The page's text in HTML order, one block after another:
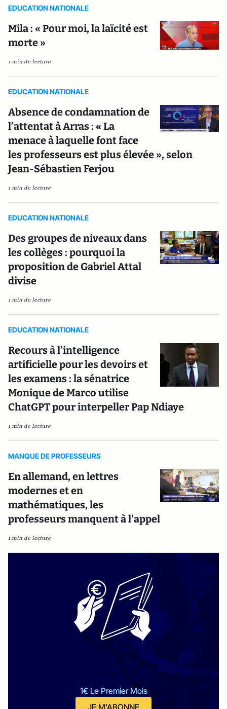
EDUCATION NATIONALE
Mila : « Pour moi, la laïcité est
morte »
1 min de lecture
EDUCATION NATIONALE
Absence de condamnation de
l’attentat à Arras : « La
menace à laquelle font face
les professeurs est plus élevée », selon
Jean-Sébastien Ferjou
1 min de lecture
EDUCATION NATIONALE
Des groupes de niveaux dans
les collèges : pourquoi la
proposition de Gabriel Attal
divise
1 min de lecture
EDUCATION NATIONALE
Recours à l’intelligence
artificielle pour les devoirs et
les examens : la sénatrice
Monique de Marco utilise
ChatGPT pour interpeller Pap Ndiaye
1 min de lecture
MANQUE DE PROFESSEURS
En allemand, en lettres
modernes et en
mathématiques, les
professeurs manquent à l'appel
1 min de lecture
1€ Le Premier Mois
JE M'ABONNE